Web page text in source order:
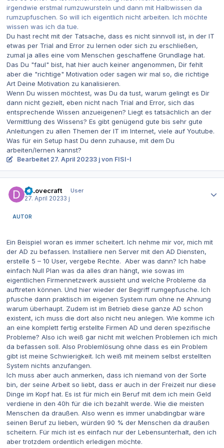
irgendwie erstmal rumzuwursteln und dann mit Halbwissen da
rumzupfuschen. So will ich eigentlich nicht arbeiten. Ich möchte
wissen was ich da tue.
Du hast recht mit der Tatsache, dass es nicht sinnvoll ist, in der IT
etwas per Trial and Error zu lernen oder sich zu erschließen,
zumal ja alles eine vom Menschen geschaffene Grundlage hat.
Das Du "faul" bist, hat hier auch keiner angenommen, Dir fehlt
aber die "richtige" Motivation oder sagen wir mal so, die richtige
Art Deine Motivation zu kanalisieren.
Wenn Du wissen möchtest, was Du da tust, warum gelingt es Dir
dann nicht gezielt, eben nicht nach Trial and Error, sich das
entsprechende Wissen anzueigenen? Liegt es tatsächlich an der
Vermittlung des Wissens? Es gibt genügend gute bis sehr gute
Anleitungen zu allen Themen der IT im Internet, viele auf Youtube.
Was für ein Setup hast Du denn zuhause, mit dem Du
arbeiten/lernen kannst?
Bearbeitet 27. April 20233 j von FISI-I
DrLovecraft
User
27. April 20233 j
AUTOR
Ein Beispiel woran es immer scheitert. Ich nehme mir vor, mich mit
der AD zu befassen. Installiere nen Server mit den AD Diensten,
erstelle 5 – 10 User, vergebe Rechte. Aber was dann? Ich habe
einfach Null Plan was da alles dran hängt, wie sowas im
eigentlichen Firmennetzwerk aussieht und welche Probleme da
auftreten können. Und hier wieder der Begriff rumgepfusche. Ich
pfusche dann praktisch im eigenen System rum ohne ne Ahnung
warum überhaupt. Zudem ist im Betrieb diese ganze AD schon
existent, ich muss die dort also nicht neu anlegen. Wie komme ich
an eine komplett fertig erstellte Firmen AD und deren spezifische
Probleme? Also ich weiß gar nicht mit welchen Problemen ich mich
da befassen soll. Also Problemlösung ohne dass es ein Problem
gibt ist meine Schwierigkeit. Ich weiß mit meinem selbst erstellten
System nichts anzufangen.
Ich muss aber auch anmerken, dass ich niemand von der Sorte
bin, der seine Arbeit so liebt, dass er auch in der Freizeit nur diese
Dinge im Kopf hat. Es ist für mich ein Beruf mit dem ich mein Geld
verdiene in den 40h für die ich bezahlt werde. Wie die meisten
Menschen da draußen. Also wenn es immer unabdingbar wäre
seinen Beruf zu lieben, würden 90 % der Menschen da draußen
scheitern. Für mich ist es einfach nur der Lebensunterhalt, den ich
aber trotzdem ordentlich erledigen möchte.